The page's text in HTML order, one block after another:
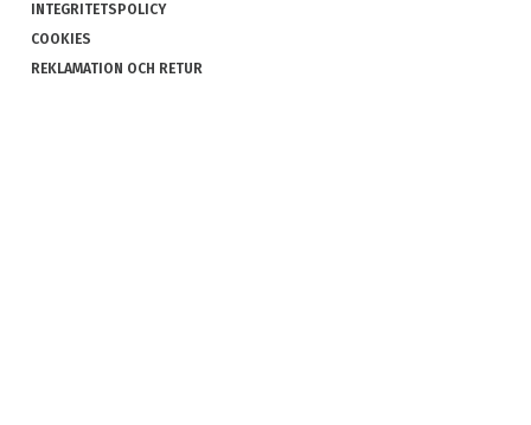
INTEGRITETSPOLICY
COOKIES
REKLAMATION OCH RETUR